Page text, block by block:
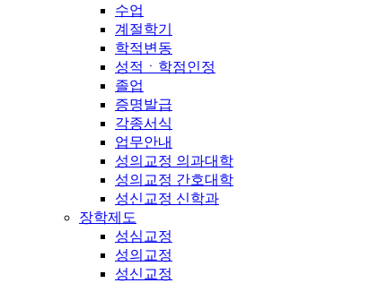
수업
계절학기
학적변동
성적ㆍ학점인정
졸업
증명발급
각종서식
업무안내
성의교정 의과대학
성의교정 간호대학
성신교정 신학과
장학제도
성심교정
성의교정
성신교정